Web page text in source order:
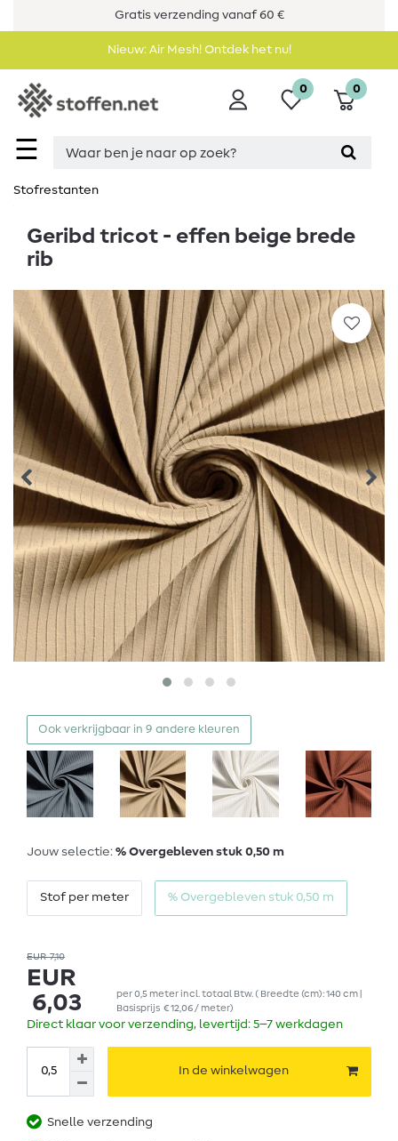
Gratis verzending vanaf 60 €
Nieuw: Air Mesh! Ontdek het nu!
☰
0 0
Stofrestanten
Geribd tricot - effen beige brede
rib
Ook verkrijgbaar in 9 andere kleuren
Jouw selectie: % Overgebleven stuk 0,50 m
Stof per meter % Overgebleven stuk 0,50 m
EUR 7,10
EUR
6,03
per0,5 meterincl. totaal Btw. ( Breedte (cm): 140 cm |
Basisprijs € 12,06 / meter)
Direct klaar voor verzending, levertijd: 5–7 werkdagen
In de winkelwagen
Snelle verzending